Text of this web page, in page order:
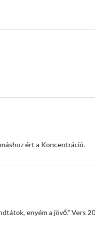
ért a Koncentráció.
enyém a jövő." Vers